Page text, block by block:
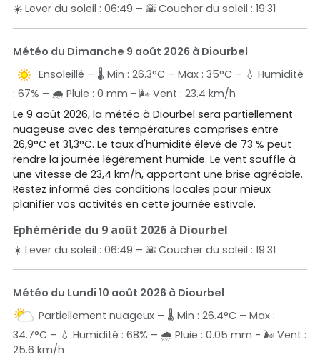
☀️ Lever du soleil : 06:49 – 🌇 Coucher du soleil : 19:31
Météo du Dimanche 9 août 2026 à Diourbel
Ensoleillé – 🌡️ Min : 26.3°C – Max : 35°C – 💧 Humidité
: 67% – 🌧️ Pluie : 0 mm - 🌬️ Vent : 23.4 km/h
Le 9 août 2026, la météo à Diourbel sera partiellement
nuageuse avec des températures comprises entre
26,9°C et 31,3°C. Le taux d'humidité élevé de 73 % peut
rendre la journée légèrement humide. Le vent souffle à
une vitesse de 23,4 km/h, apportant une brise agréable.
Restez informé des conditions locales pour mieux
planifier vos activités en cette journée estivale.
Ephéméride du 9 août 2026 à Diourbel
☀️ Lever du soleil : 06:49 – 🌇 Coucher du soleil : 19:31
Météo du Lundi 10 août 2026 à Diourbel
Partiellement nuageux – 🌡️ Min : 26.4°C – Max :
34.7°C – 💧 Humidité : 68% – 🌧️ Pluie : 0.05 mm - 🌬️ Vent :
25.6 km/h